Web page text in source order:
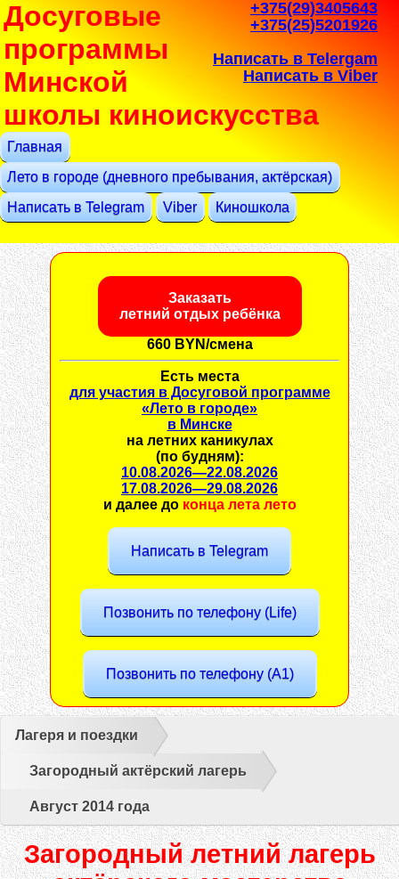
+375(29)3405643
+375(25)5201926
Написать в Telergam
Написать в Viber
Досуговые
программы
Минской
школы киноискусства
Главная
Лето в городе (дневного пребывания, актёрская)
Написать в Telegram
Viber Киношкола
Заказать
летний отдых ребёнка
660 BYN/смена
Есть места
для участия в Досуговой программе
«Лето в городе»
в Минске
на летних каникулах
(по будням):
10.08.2026—22.08.2026
17.08.2026—29.08.2026
и далее до конца лета лето
Написать в Telegram
Позвонить по телефону (Life)
Позвонить по телефону (A1)
Лагеря и поездки
Загородный актёрский лагерь
Август 2014 года
Загородный летний лагерь